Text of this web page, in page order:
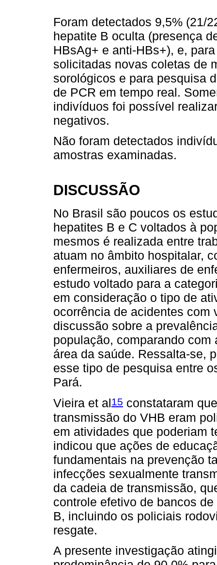
Foram detectados 9,5% (21/
hepatite B oculta (presença
HBsAg+ e anti-HBs+), e,
solicitadas novas coletas de
sorológicos e para pesquisa
de PCR em tempo real.
indivíduos foi possível
negativos.
Não foram detectados
amostras examinadas.
DISCUSSÃO
No Brasil são poucos os
hepatites B e C voltados à
mesmos é realizada entre
atuam no âmbito hospitalar,
enfermeiros, auxiliares de
estudo voltado para a
em consideração o tipo de
ocorrência de acidentes com
discussão sobre a
população, comparando
área da saúde. Ressalta-se,
esse tipo de pesquisa entre
Pará.
Vieira et al 15 constataram
transmissão do VHB eram
em atividades que poderiam
indicou que ações de
fundamentais na prevenção
infecções sexualmente
da cadeia de transmissão,
controle efetivo de bancos
B, incluindo os policiais
resgate.
A presente investigação